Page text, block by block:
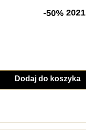
-50% 2021
Dodaj do koszyka